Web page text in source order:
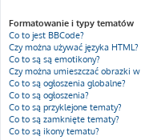
Formatowanie i typy tematów
Co to jest BBCode?
Czy można używać języka HTML?
Co to są są emotikony?
Czy można umieszczać obrazki w
Co to są ogłoszenia globalne?
Co to są ogłoszenia?
Co to są przyklejone tematy?
Co to są zamknięte tematy?
Co to są ikony tematu?